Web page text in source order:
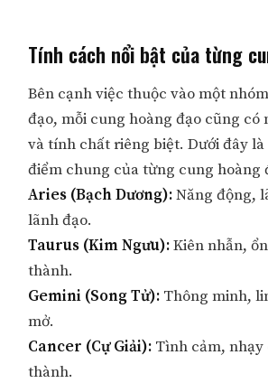
Tính cách nổi bật của từng
Bên cạnh việc thuộc vào một
đạo, mỗi cung hoàng đạo cũng có
và tính chất riêng biệt. Dưới đây là
điểm chung của từng cung hoàng
Aries (Bạch Dương):Năng động,
lãnh đạo.
Taurus (Kim Ngưu):Kiên nhẫn,
thành.
Gemini (Song Tử): Thông minh,
mở.
Cancer (Cự Giải): Tình cảm, nhạy
thành.